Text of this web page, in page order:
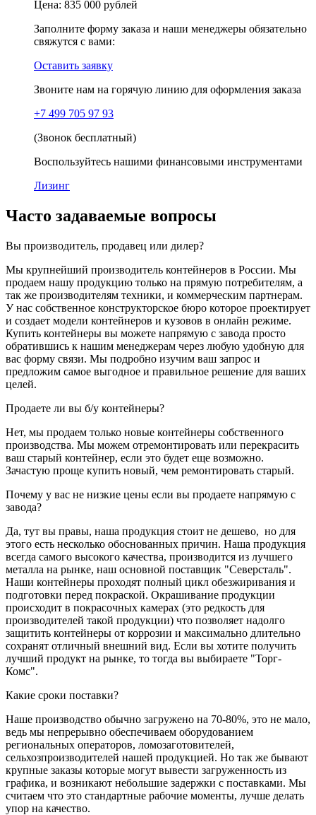
Цена: 835 000 рублей
Заполните форму заказа и наши менеджеры обязательно
свяжутся с вами:
Оставить заявку
Звоните нам на горячую линию для оформления заказа
+7 499 705 97 93
(Звонок бесплатный)
Воспользуйтесь нашими финансовыми инструментами
Лизинг
Часто задаваемые вопросы
Вы производитель, продавец или дилер?
Мы крупнейший производитель контейнеров в России. Мы
продаем нашу продукцию только на прямую потребителям, а
так же производителям техники, и коммерческим партнерам.
У нас собственное конструкторское бюро которое проектирует
и создает модели контейнеров и кузовов в онлайн режиме.
Купить контейнеры вы можете напрямую с завода просто
обратившись к нашим менеджерам через любую удобную для
вас форму связи. Мы подробно изучим ваш запрос и
предложим самое выгодное и правильное решение для ваших
целей.
Продаете ли вы б/у контейнеры?
Нет, мы продаем только новые контейнеры собственного
производства. Мы можем отремонтировать или перекрасить
ваш старый контейнер, если это будет еще возможно.
Зачастую проще купить новый, чем ремонтировать старый.
Почему у вас не низкие цены если вы продаете напрямую с
завода?
Да, тут вы правы, наша продукция стоит не дешево, но для
этого есть несколько обоснованных причин. Наша продукция
всегда самого высокого качества, производится из лучшего
металла на рынке, наш основной поставщик "Северсталь".
Наши контейнеры проходят полный цикл обезжиривания и
подготовки перед покраской. Окрашивание продукции
происходит в покрасочных камерах (это редкость для
производителей такой продукции) что позволяет надолго
защитить контейнеры от коррозии и максимально длительно
сохранят отличный внешний вид. Если вы хотите получить
лучший продукт на рынке, то тогда вы выбираете "Торг-
Комс".
Какие сроки поставки?
Наше производство обычно загружено на 70-80%, это не мало,
ведь мы непрерывно обеспечиваем оборудованием
региональных операторов, ломозаготовителей,
сельхозпроизводителей нашей продукцией. Но так же бывают
крупные заказы которые могут вывести загруженность из
графика, и возникают небольшие задержки с поставками. Мы
считаем что это стандартные рабочие моменты, лучше делать
упор на качество.